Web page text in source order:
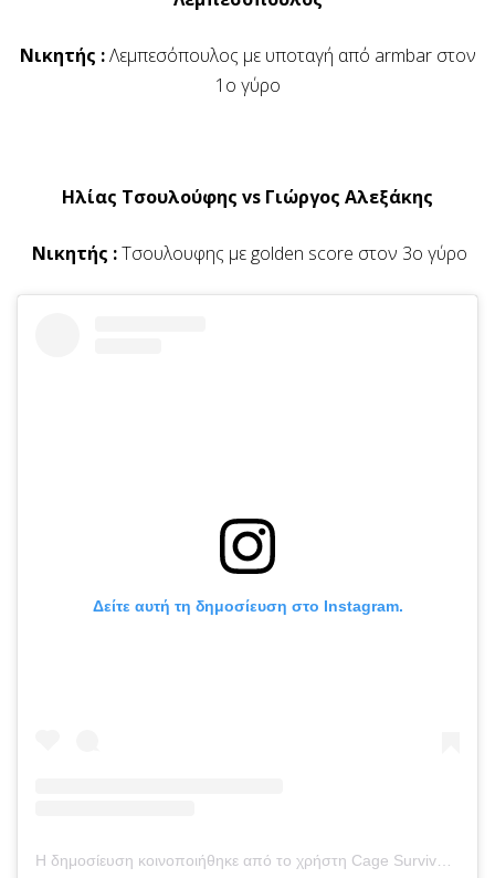
Νικητής :Λεμπεσόπουλος με υποταγή από armbar στον
1ο γύρο
Ηλίας Τσουλούφης vs Γιώργος Αλεξάκης
Νικητής :Τσουλουφης με golden score στον 3ο γύρο
Δείτε αυτή τη δημοσίευση στο Instagram.
Η δημοσίευση κοινοποιήθηκε από το χρήστη Cage Survivor (@cagesurvivor)